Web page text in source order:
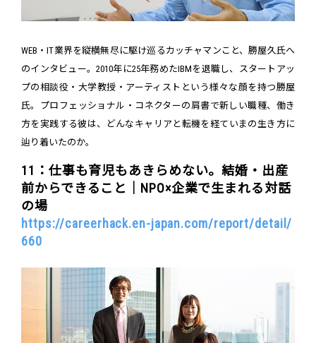
WEB・IT業界を縦横無尽に駆け巡るカッチャマンこと、勝屋久氏へ
のインタビュー。2010年に25年務めたIBMを退職し、スタートアッ
プの相談役・大学教授・アーティストという様々な顔を持つ勝屋
氏。プロフェッショナル・コネクターの肩書で新しい職種、働き
方を実践する彼は、どんなキャリアと転機を経ていまの生き方に
辿り着いたのか。
11：仕事も育児もあきらめない。結婚・出産
前からできること｜NPO×企業で生まれる対話
の場
https://careerhack.en-japan.com/report/detail/
660